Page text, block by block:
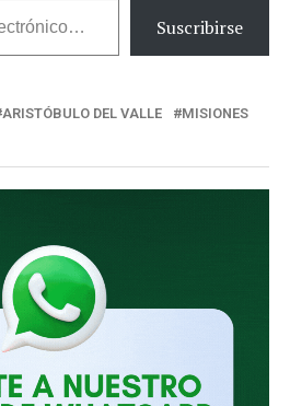
Suscribirse
ARISTÓBULO DEL VALLE
MISIONES